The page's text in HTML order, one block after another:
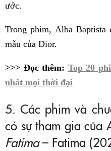
ước.
Trong phim, Alba Baptista
mẫu của Dior.
>>> Đọc thêm: Top 20
nhất mọi thời đại
5. Các phim và
có sự tham gia của
Fatima– Fatima